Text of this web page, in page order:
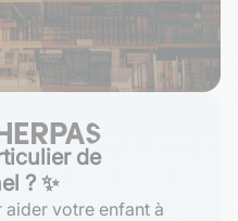
de
? ✨
aider votre enfant à